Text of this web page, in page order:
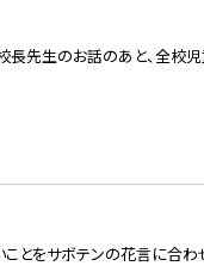
長先生のお話のあと、全校
ことをサボテンの花言に合